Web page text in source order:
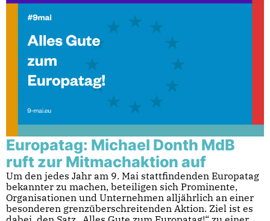
Europatag: Michael Donth MdB
ruft zur Mitmachaktion auf
Um den jedes Jahr am 9. Mai stattfindenden Europatag
bekannter zu machen, beteiligen sich Prominente,
Organisationen und Unternehmen alljährlich an einer
besonderen grenzüberschreitenden Aktion. Ziel ist es